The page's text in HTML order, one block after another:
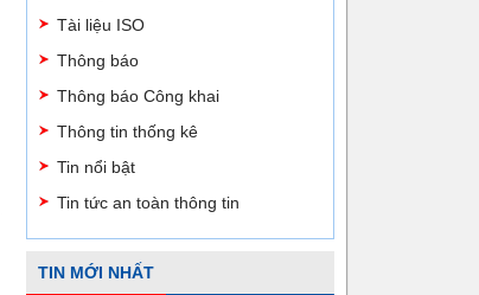
Tài liệu ISO
Thông báo
Thông báo Công khai
Thông tin thống kê
Tin nổi bật
Tin tức an toàn thông tin
TIN MỚI NHẤT